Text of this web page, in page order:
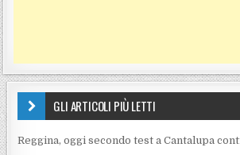
GLI ARTICOLI PIÙ LETTI
Reggina, oggi secondo test a Cantalupa